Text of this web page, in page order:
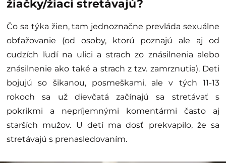
žiačky/žiaci stretávajú?
Čo sa týka žien, tam jednoznačne prevláda sexuálne
obťažovanie (od osoby, ktorú poznajú ale aj od
cudzích ľudí na ulici a strach zo znásilnenia alebo
znásilnenie ako také a strach z tzv. zamrznutia). Deti
bojujú so šikanou, posmeškami, ale v tých 11-13
rokoch sa už dievčatá začínajú sa stretávať s
pokrikmi a nepríjemnými komentármi často aj
starších mužov. U detí ma dosť prekvapilo, že sa
stretávajú s prenasledovaním.